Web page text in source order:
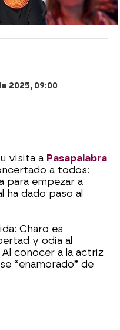
segundos después
2025, 09:00
visita a Pasapalabra
a todos:
para empezar a
ha dado paso al
Charo es
y odia al
conocer a la actriz
“enamorado” de